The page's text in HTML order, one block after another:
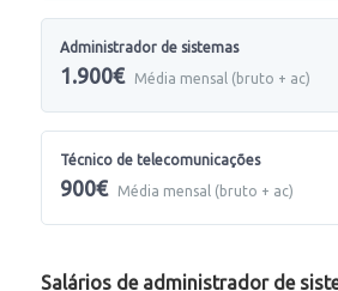
Administrador de sistemas
1.900€ Média mensal (bruto + ac)
Técnico de telecomunicações
900€ Média mensal (bruto + ac)
Salários de administrador de